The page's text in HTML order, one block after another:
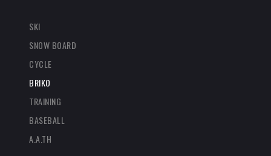
SKI
SNOW BOARD
CYCLE
BRIKO
TRAINING
BASEBALL
A.A.TH